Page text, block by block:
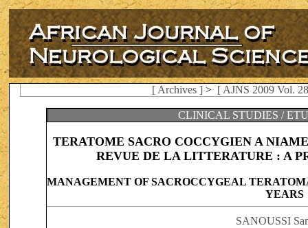
[ Archives ] > [ AJNS 2009 Vol.
CLINICAL STUDIES /
TERATOME SACRO COCCYGIEN A
REVUE DE LA LITTERATURE : A
MANAGEMENT OF SACROCCYGEAL
YEARS
SANOUSSI